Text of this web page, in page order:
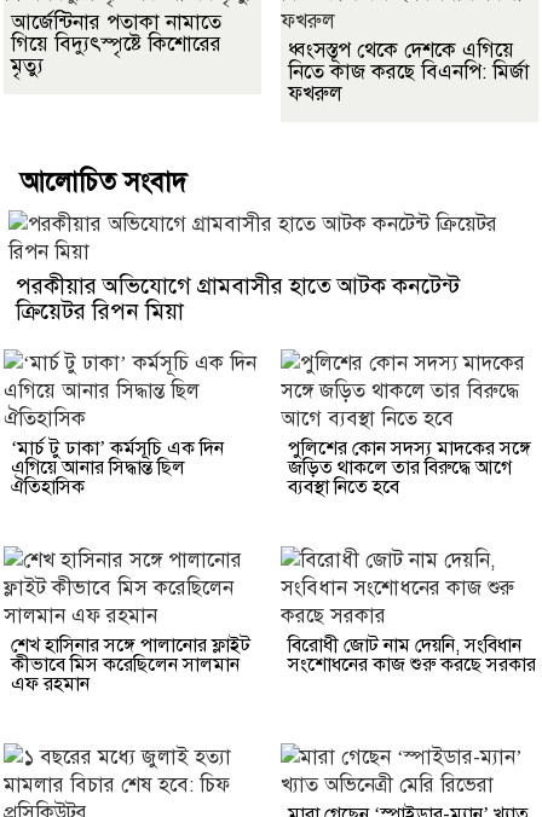
আর্জেন্টিনার পতাকা নামাতে
গিয়ে বিদ্যুৎস্পৃষ্টে কিশোরের
মৃত্যু
ধ্বংসস্তূপ থেকে দেশকে এগিয়ে
নিতে কাজ করছে বিএনপি: মির্জা
ফখরুল
আলোচিত সংবাদ
পরকীয়ার অভিযোগে গ্রামবাসীর হাতে আটক কনটেন্ট
ক্রিয়েটর রিপন মিয়া
‘মার্চ টু ঢাকা’ কর্মসূচি এক দিন
এগিয়ে আনার সিদ্ধান্ত ছিল
ঐতিহাসিক
পুলিশের কোন সদস্য মাদকের সঙ্গে
জড়িত থাকলে তার বিরুদ্ধে আগে
ব্যবস্থা নিতে হবে
শেখ হাসিনার সঙ্গে পালানোর ফ্লাইট
কীভাবে মিস করেছিলেন সালমান
এফ রহমান
বিরোধী জোট নাম দেয়নি, সংবিধান
সংশোধনের কাজ শুরু করছে সরকার